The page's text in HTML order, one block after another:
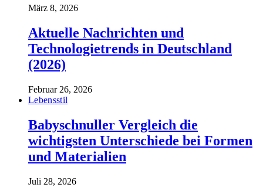
März 8, 2026
Aktuelle Nachrichten und
Technologietrends in Deutschland
(2026)
Februar 26, 2026
Lebensstil
Babyschnuller Vergleich die
wichtigsten Unterschiede bei Formen
und Materialien
Juli 28, 2026